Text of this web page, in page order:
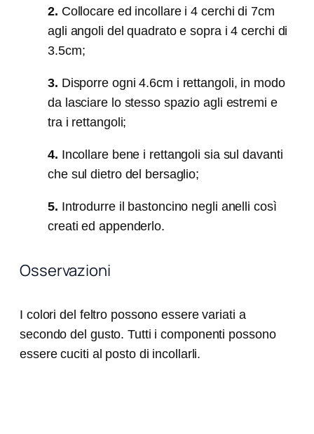
2. Collocare ed incollare i 4 cerchi di 7cm
agli angoli del quadrato e sopra i 4 cerchi di
3.5cm;
3. Disporre ogni 4.6cm i rettangoli, in modo
da lasciare lo stesso spazio agli estremi e
tra i rettangoli;
4. Incollare bene i rettangoli sia sul davanti
che sul dietro del bersaglio;
5. Introdurre il bastoncino negli anelli così
creati ed appenderlo.
Osservazioni
I colori del feltro possono essere variati a
secondo del gusto. Tutti i componenti possono
essere cuciti al posto di incollarli.